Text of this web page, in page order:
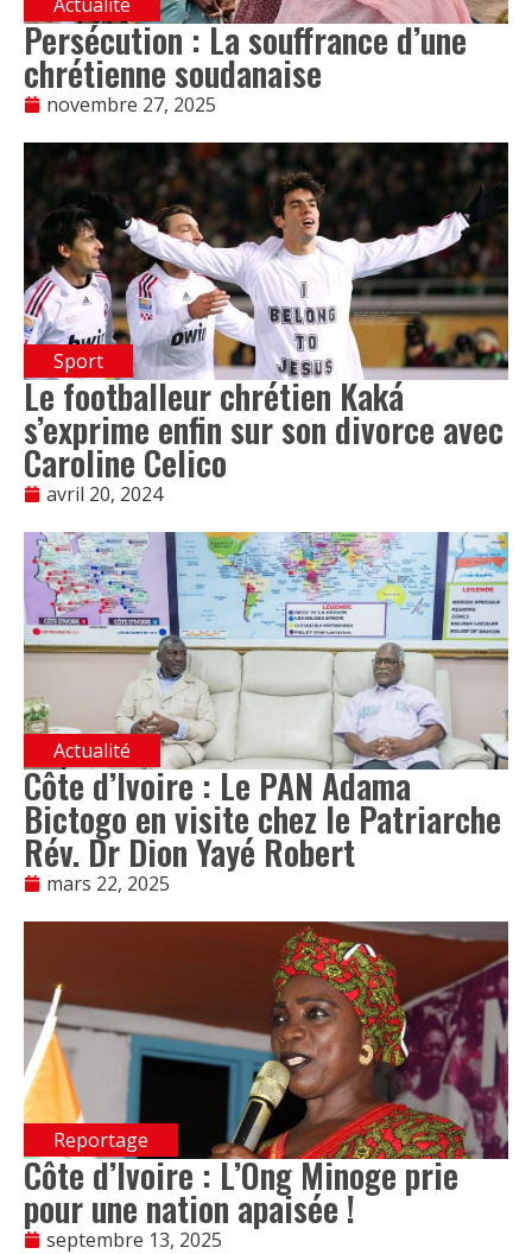
Persécution : La souffrance d’une
chrétienne soudanaise
novembre 27, 2025
Sport
Le footballeur chrétien Kaká
s’exprime enfin sur son divorce avec
Caroline Celico
avril 20, 2024
Actualité
Côte d’Ivoire : Le PAN Adama
Bictogo en visite chez le Patriarche
Rév. Dr Dion Yayé Robert
mars 22, 2025
Reportage
Côte d’Ivoire : L’Ong Minoge prie
pour une nation apaisée !
septembre 13, 2025